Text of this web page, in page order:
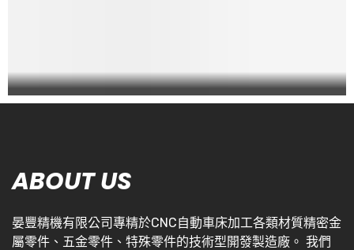
ABOUT US
晏豐精機有限公司專精於CNC自動車床加工各類材質精密金
屬零件、五金零件、特殊零件的技術型開發製造廠。 我們